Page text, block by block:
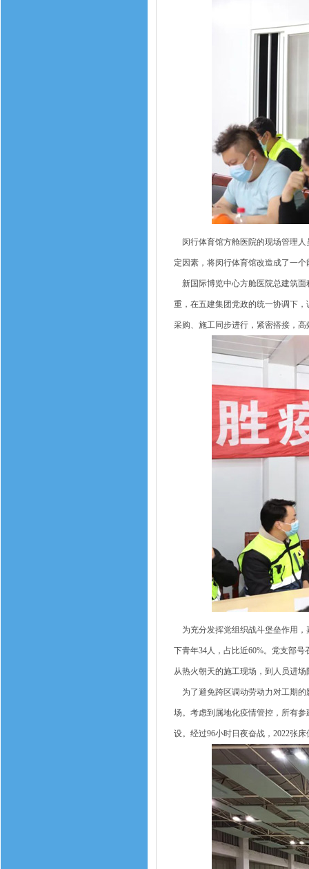
闵行体育馆方舱医院的现场管理人
定因素，将闵行体育馆改造成了一
新国际博览中心方舱医院总建筑面
重，在五建集团党政的统一协调下
采购、施工同步进行，紧密搭接，
为充分发挥党组织战斗堡垒作用，
下青年34人，占比近60%。党支部
从热火朝天的施工现场，到人员进
为了避免跨区调动劳动力对工期的
场。考虑到属地化疫情管控，所有
设。经过96小时日夜奋战，2022张